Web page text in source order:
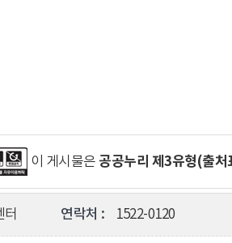
이 게시물은 공공누리 제3유형(출
터 연락처 : 1522-0120